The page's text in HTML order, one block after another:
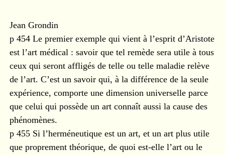
Jean Grondin
p 454 Le premier exemple qui vient à l’esprit d’Aristote
est l’art médical : savoir que tel remède sera utile à tous
ceux qui seront affligés de telle ou telle maladie relève
de l’art. C’est un savoir qui, à la différence de la seule
expérience, comporte une dimension universelle parce
que celui qui possède un art connaît aussi la cause des
phénomènes.
p 455 Si l’herméneutique est un art, et un art plus utile
que proprement théorique, de quoi est-elle l’art ou le